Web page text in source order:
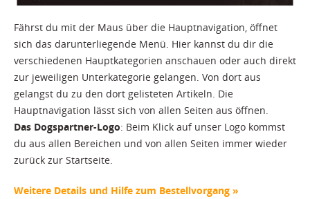
Fährst du mit der Maus über die Hauptnavigation, öffnet
sich das darunterliegende Menü. Hier kannst du dir die
verschiedenen Hauptkategorien anschauen oder auch direkt
zur jeweiligen Unterkategorie gelangen. Von dort aus
gelangst du zu den dort gelisteten Artikeln. Die
Hauptnavigation lässt sich von allen Seiten aus öffnen.
Das Dogspartner-Logo: Beim Klick auf unser Logo kommst
du aus allen Bereichen und von allen Seiten immer wieder
zurück zur Startseite.
Weitere Details und Hilfe zum Bestellvorgang »